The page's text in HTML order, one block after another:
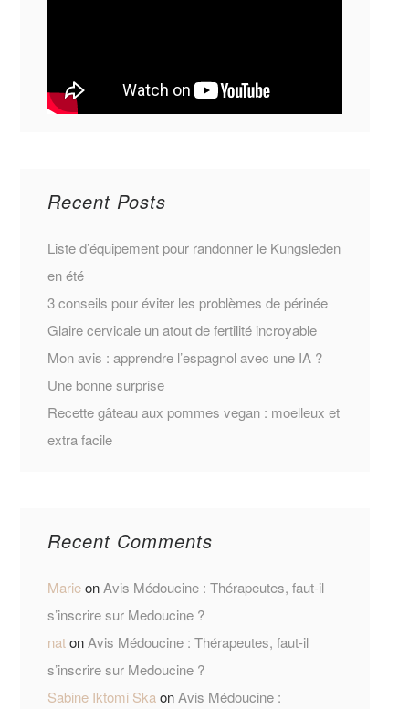
Recent Posts
Liste d’équipement pour randonner le Kungsleden
en été
3 conseils pour éviter les problèmes de périnée
Glaire cervicale un atout de fertilité incroyable
Mon avis : apprendre l’espagnol avec une IA ?
Une bonne surprise
Recette gâteau aux pommes vegan : moelleux et
extra facile
Recent Comments
MarieonAvis Médoucine : Thérapeutes, faut-il
s’inscrire sur Medoucine ?
natonAvis Médoucine : Thérapeutes, faut-il
s’inscrire sur Medoucine ?
Sabine Iktomi SkaonAvis Médoucine :